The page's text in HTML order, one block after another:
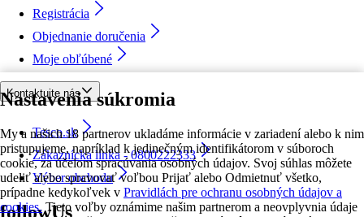
Nastavenia súkromia
My a našich 18 partnerov ukladáme informácie v zariadení alebo k nim
pristupujeme, napríklad k jedinečným identifikátorom v súboroch
cookie, za účelom spracúvania osobných údajov. Svoj súhlas môžete
udeliť alebo spravovať voľbou Prijať alebo Odmietnuť všetko,
prípadne kedykoľvek v Pravidlách pre ochranu osobných údajov a
cookies. Tieto voľby oznámime našim partnerom a neovplyvnia údaje
Registrácia
Objednanie doručenia
Moje obľúbené
Kontaktujte nás
Tesco.sk
Zákaznícka linka - 0800222333
Výber obchodu
followUs